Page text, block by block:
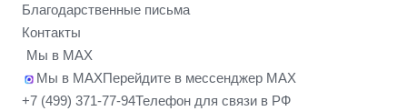
Благодарственные письма
Контакты
Мы в MAX
Мы в MAXПерейдите в мессенджер MAX
+7 (499) 371-77-94Телефон для связи в РФ